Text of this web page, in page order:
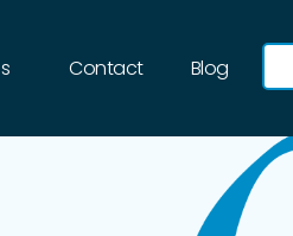
Contact Blog